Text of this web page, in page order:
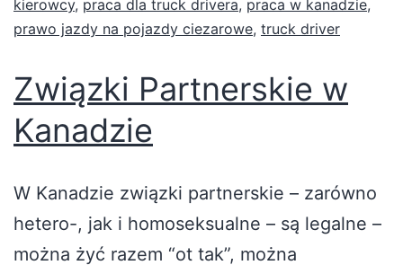
kierowcy, praca dla truck drivera, praca w kanadzie,
prawo jazdy na pojazdy ciezarowe, truck driver
Związki Partnerskie w
Kanadzie
W Kanadzie związki partnerskie – zarówno
hetero-, jak i homoseksualne – są legalne –
można żyć razem “ot tak”, można